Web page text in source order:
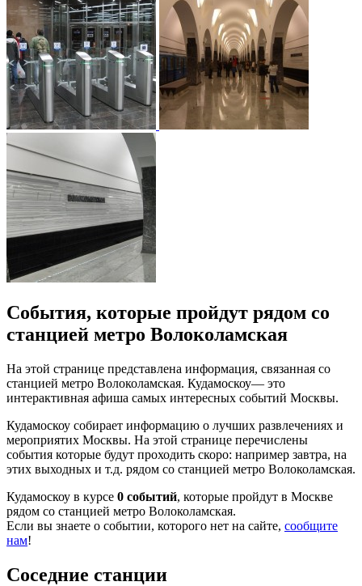
События, которые пройдут рядом со
станцией метро Волоколамская
На этой странице представлена информация, связанная со
станцией метро Волоколамская. Кудамоскоу— это
интерактивная афиша самых интересных событий Москвы.
Кудамоскоу собирает информацию о лучших развлечениях и
мероприятих Москвы. На этой странице перечислены
события которые будут проходить скоро: например завтра, на
этих выходных и т.д. рядом со станцией метро Волоколамская.
Кудамоскоу в курсе 0 событий, которые пройдут в Москве
рядом со станцией метро Волоколамская.
Если вы знаете о событии, которого нет на сайте, сообщите
нам!
Соседние станции